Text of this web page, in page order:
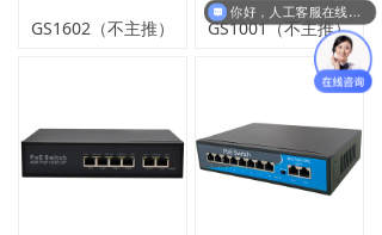
英文版
GS1602（不主推） GS1001（不主推）